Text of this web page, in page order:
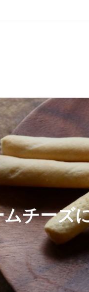
チーズ